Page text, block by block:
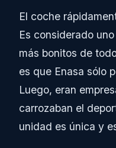
El coche
Es considerado
más bonitos de
es que Enasa sólo
Luego, eran
carrozaban el
unidad es única y